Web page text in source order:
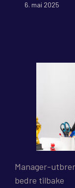
6. mai 2025
Manager-
bedre tilbake